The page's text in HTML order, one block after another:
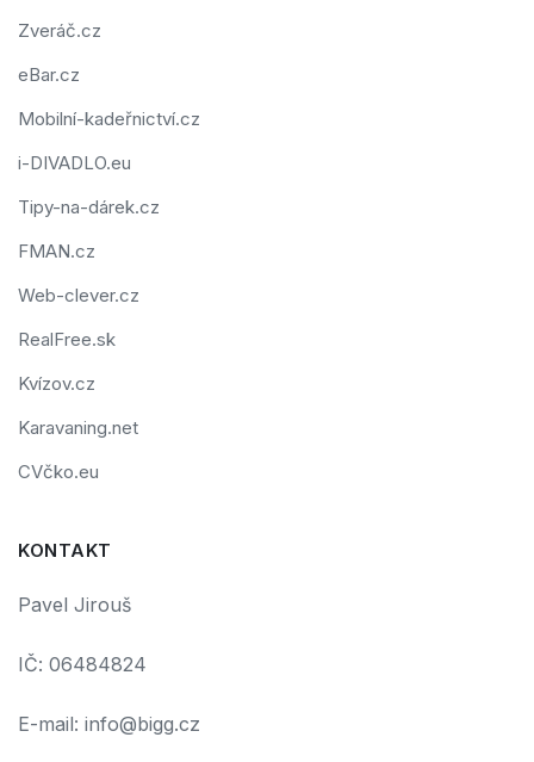
Zveráč.cz
eBar.cz
Mobilní-kadeřnictví.cz
i-DIVADLO.eu
Tipy-na-dárek.cz
FMAN.cz
Web-clever.cz
RealFree.sk
Kvízov.cz
Karavaning.net
CVčko.eu
KONTAKT
Pavel Jirouš
IČ: 06484824
E-mail: info@bigg.cz